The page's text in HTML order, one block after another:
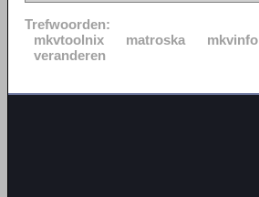
Trefwoorden:
mkvtoolnix
matroska mkvinfo
veranderen